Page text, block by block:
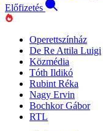
Előfizetés
Operettszínház
De Re Attila Luigi
Közmédia
Tóth Ildikó
Rubint Réka
Nagy Ervin
Bochkor Gábor
RTL